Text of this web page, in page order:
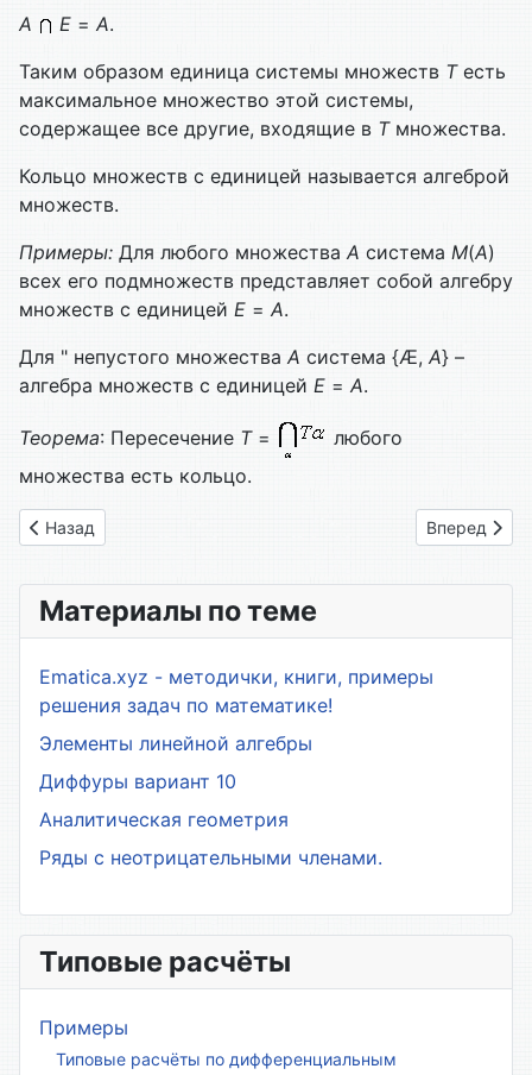
А
Е = А.
Таким образом единица системы множеств Тесть
максимальное множество этой системы,
содержащее все другие, входящие в Тмножества.
Кольцо множеств с единицей называется алгеброй
множеств.
Примеры: Для любого множестваА система М(А)
всех его подмножеств представляет собой алгебру
множеств с единицей Е = А.
Для " непустого множестваА система {Æ,А} –
алгебра мно­жеств с единицей Е =А.
Теорема: Пересечение Т=
любого
множества есть кольцо.
Предыдущий: 1.23 Понятие мощности множества
Назад Следующий:
Вперед
Материалы по теме
Ematica.xyz - методички, книги, примеры
решения задач по математике!
Элементы линейной алгебры
Диффуры вариант 10
Аналитическая геометрия
Ряды с неотрицательными членами.
Типовые расчёты
Примеры
Типовые расчёты по дифференциальным